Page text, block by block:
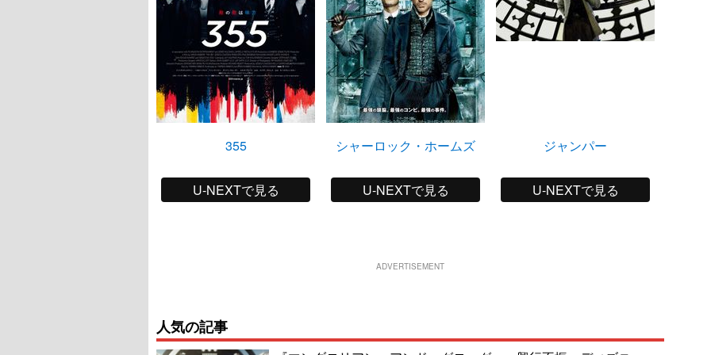
355
U-NEXTで見る
シャーロック・ホームズ
U-NEXTで見る
ジャンパー
U-NEXTで見る
ADVERTISEMENT
人気の記事